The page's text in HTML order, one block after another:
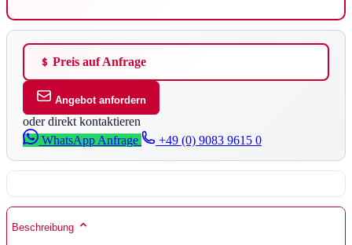
Preis auf Anfrage
Angebot anfordern
oder direkt kontaktieren
WhatsApp Anfrage
+49 (0) 9083 9615 0
Beschreibung